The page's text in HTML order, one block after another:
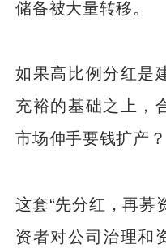
储备被大量转移。
如果高比例分红是
充裕的基础之上，
市场伸手要钱扩产？
这套“先分红，再募
资者对公司治理和